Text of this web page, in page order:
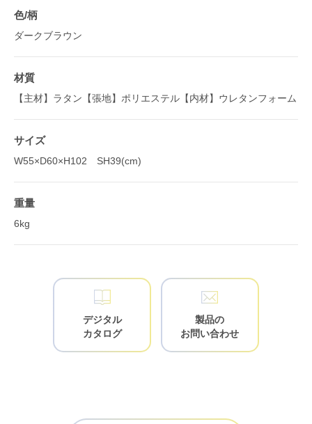
色/柄
ダークブラウン
材質
【主材】ラタン【張地】ポリエステル【内材】ウレタンフォーム
サイズ
W55×D60×H102 SH39(cm)
重量
6kg
デジタル
カタログ
製品の
お問い合わせ